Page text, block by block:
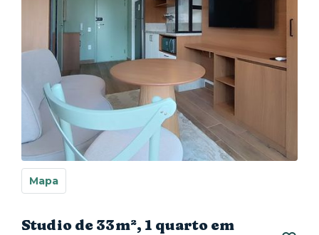
Mapa
Studio de 33m², 1 quarto em